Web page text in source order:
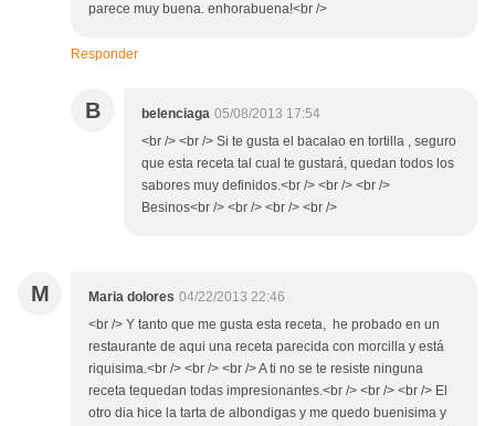
parece muy buena. enhorabuena!<br />
Responder
B belenciaga 05/08/2013 17:54
<br /> <br /> Si te gusta el bacalao en tortilla , seguro
que esta receta tal cual te gustará, quedan todos los
sabores muy definidos.<br /> <br /> <br />
Besinos<br /> <br /> <br /> <br />
M Maria dolores 04/22/2013 22:46
<br /> Y tanto que me gusta esta receta, he probado en un
restaurante de aqui una receta parecida con morcilla y está
riquisima.<br /> <br /> <br /> A ti no se te resiste ninguna
receta tequedan todas impresionantes.<br /> <br /> <br /> El
otro dia hice la tarta de albondigas y me quedo buenisima y